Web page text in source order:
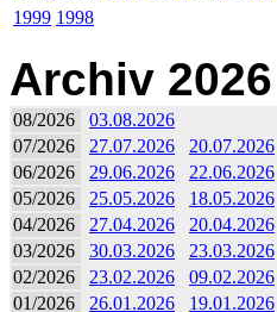
1999 1998
Archiv 2026
08/2026
03.08.2026
07/2026
27.07.2026 20.07.2026
06/2026
29.06.2026 22.06.2026
05/2026
25.05.2026 18.05.2026
04/2026
27.04.2026 20.04.2026
03/2026
30.03.2026 23.03.2026
02/2026
23.02.2026 09.02.2026
01/2026
26.01.2026 19.01.2026